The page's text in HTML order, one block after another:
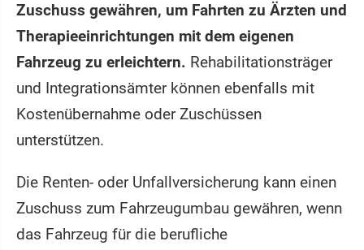
Zuschuss gewähren, um Fahrten zu Ärzten und
Therapieeinrichtungen mit dem eigenen
Fahrzeug zu erleichtern. Rehabilitationsträger
und Integrationsämter können ebenfalls mit
Kostenübernahme oder Zuschüssen
unterstützen.
Die Renten- oder Unfallversicherung kann einen
Zuschuss zum Fahrzeugumbau gewähren, wenn
das Fahrzeug für die berufliche